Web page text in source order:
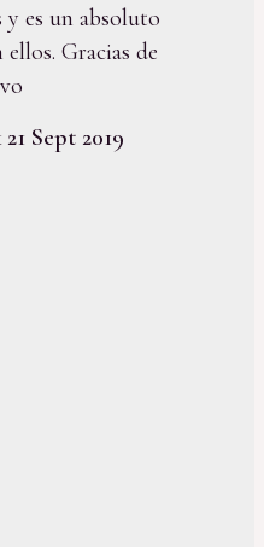
y es un absoluto
Gracias de
Sept 2019